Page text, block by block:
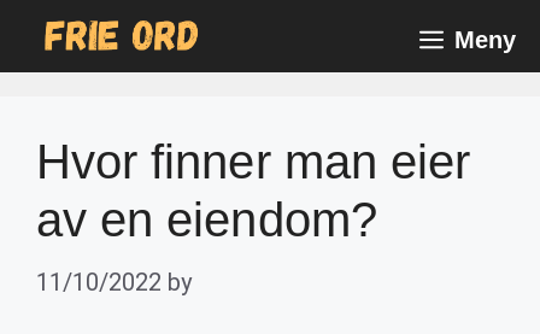
Meny
Hvor finner man eier
av en eiendom?
11/10/2022 by